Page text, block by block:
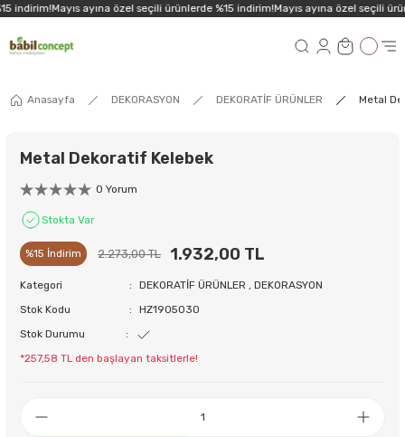
indirim!Mayıs ayına özel seçili ürünlerde %15 indirim!Mayıs ayına özel seçili
Anasayfa DEKORASYON DEKORATİF ÜRÜNLER Metal
Metal Dekoratif Kelebek
0 Yorum
Stokta Var
%15 İndirim 2.273,00 TL 1.932,00 TL
Kategori DEKORATİF ÜRÜNLER ,DEKORASYON
Stok Kodu
HZ1905030
Stok Durumu
*257,58 TL den başlayan taksitlerle!